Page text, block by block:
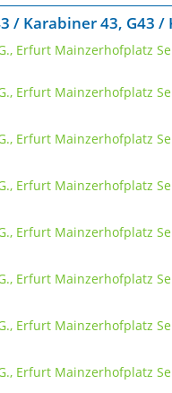
/ Karabiner 43, G43 /